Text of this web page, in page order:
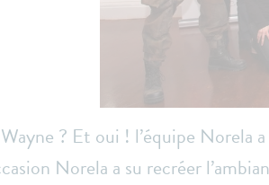
? Et oui ! l’équipe Norela
Norela a su recréer